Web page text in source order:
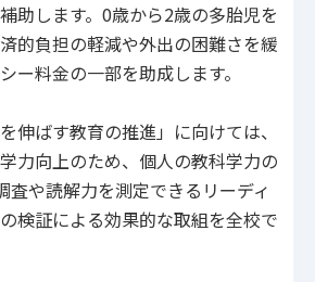
助します。0歳から2歳の多胎児を
的負担の軽減や外出の困難さを緩
ー料金の一部を助成します。
伸ばす教育の推進」に向けては、
力向上のため、個人の教科学力の
査や読解力を測定できるリーディ
検証による効果的な取組を全校で